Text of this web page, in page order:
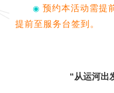
◉ 预约本活动需提
提前至服务台签到。
“从运河